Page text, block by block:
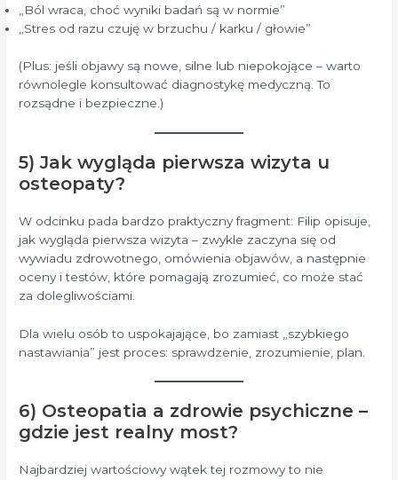
„Ból wraca, choć wyniki badań są w normie”
„Stres od razu czuję w brzuchu / karku / głowie”
(Plus: jeśli objawy są nowe, silne lub niepokojące – warto
równolegle konsultować diagnostykę medyczną. To
rozsądne i bezpieczne.)
5) Jak wygląda pierwsza wizyta u
osteopaty?
W odcinku pada bardzo praktyczny fragment: Filip opisuje,
jak wygląda pierwsza wizyta – zwykle zaczyna się od
wywiadu zdrowotnego, omówienia objawów, a następnie
oceny i testów, które pomagają zrozumieć, co może stać
za dolegliwościami.
Dla wielu osób to uspokajające, bo zamiast „szybkiego
nastawiania” jest proces: sprawdzenie, zrozumienie, plan.
6) Osteopatia a zdrowie psychiczne –
gdzie jest realny most?
Najbardziej wartościowy wątek tej rozmowy to nie